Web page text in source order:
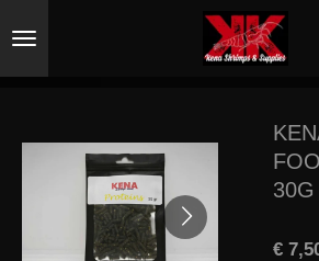
direct
30G
€